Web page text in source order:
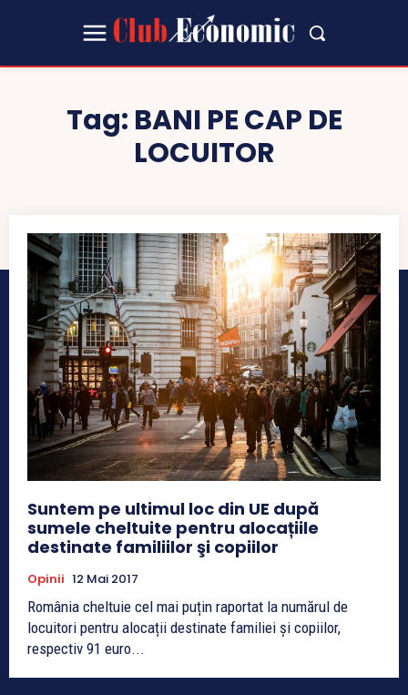
Tag: BANI PE CAP DE
LOCUITOR
Suntem pe ultimul loc din UE după
sumele cheltuite pentru alocațiile
destinate familiilor şi copiilor
Opinii 12 Mai 2017
România cheltuie cel mai puțin raportat la numărul de
locuitori pentru alocații destinate familiei și copiilor,
respectiv 91 euro...